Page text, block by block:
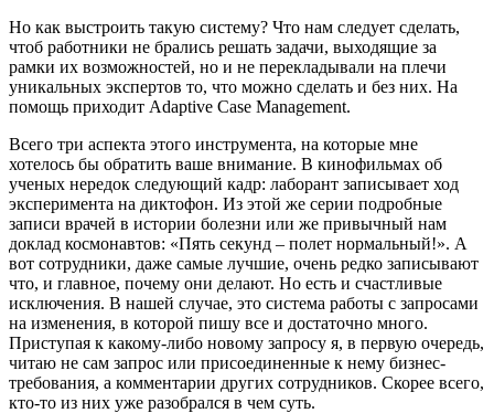
Но как выстроить такую систему? Что нам следует сделать,
чтоб работники не брались решать задачи, выходящие за
рамки их возможностей, но и не перекладывали на плечи
уникальных экспертов то, что можно сделать и без них. На
помощь приходит Adaptive Case Management.
Всего три аспекта этого инструмента, на которые мне
хотелось бы обратить ваше внимание. В кинофильмах об
ученых нередок следующий кадр: лаборант записывает ход
эксперимента на диктофон. Из этой же серии подробные
записи врачей в истории болезни или же привычный нам
доклад космонавтов: «Пять секунд – полет нормальный!». А
вот сотрудники, даже самые лучшие, очень редко записывают
что, и главное, почему они делают. Но есть и счастливые
исключения. В нашей случае, это система работы с запросами
на изменения, в которой пишу все и достаточно много.
Приступая к какому-либо новому запросу я, в первую очередь,
читаю не сам запрос или присоединенные к нему бизнес-
требования, а комментарии других сотрудников. Скорее всего,
кто-то из них уже разобрался в чем суть.